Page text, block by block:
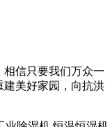
相信只要我们万众一
建美好家园，向抗洪